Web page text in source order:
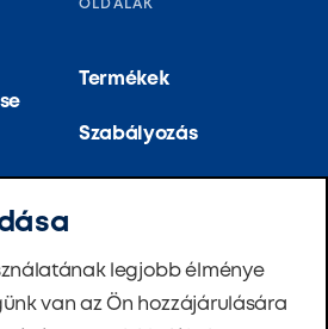
OLDALAK
Termékek
Szabályozás
Újdonságok
legjobb élménye
van az Ön hozzájárulására